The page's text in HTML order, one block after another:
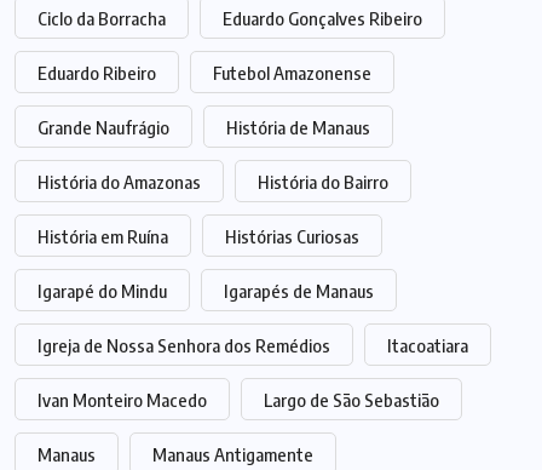
Ciclo da Borracha Eduardo Gonçalves Ribeiro
Eduardo Ribeiro Futebol Amazonense
Grande Naufrágio História de Manaus
História do Amazonas História do Bairro
História em Ruína Histórias Curiosas
Igarapé do Mindu Igarapés de Manaus
Igreja de Nossa Senhora dos Remédios Itacoatiara
Ivan Monteiro Macedo Largo de São Sebastião
Manaus Manaus Antigamente